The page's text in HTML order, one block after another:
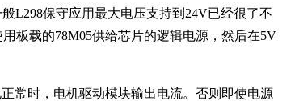
保守应用最大电压支持到24V已经很了不
板载的78M05供给芯片的逻辑电源，然后在5V
时，电机驱动模块输出电流。否则即使电源